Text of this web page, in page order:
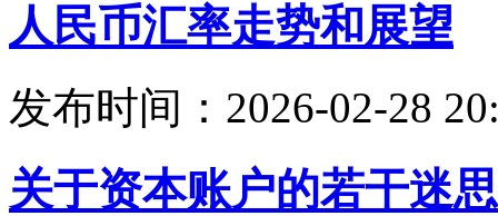
人民币汇率走势和展望
发布时间：2026-02-28
关于资本账户的若干迷思